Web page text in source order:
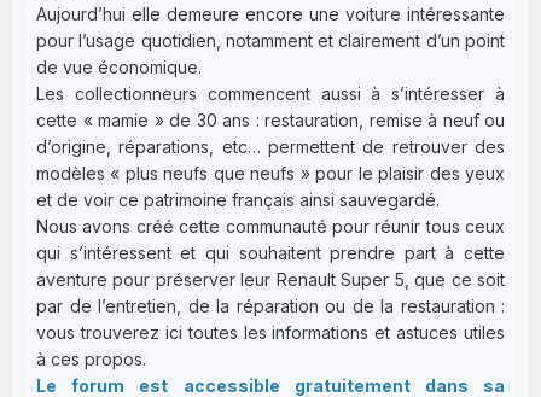
Aujourd’hui elle demeure encore une voiture intéressante
pour l’usage quotidien, notamment et clairement d’un point
de vue économique.
Les collectionneurs commencent aussi à s’intéresser à
cette « mamie » de 30 ans : restauration, remise à neuf ou
d’origine, réparations, etc… permettent de retrouver des
modèles « plus neufs que neufs » pour le plaisir des yeux
et de voir ce patrimoine français ainsi sauvegardé.
Nous avons créé cette communauté pour réunir tous ceux
qui s’intéressent et qui souhaitent prendre part à cette
aventure pour préserver leur Renault Super 5, que ce soit
par de l’entretien, de la réparation ou de la restauration :
vous trouverez ici toutes les informations et astuces utiles
à ces propos.
Le forum est accessible gratuitement dans sa